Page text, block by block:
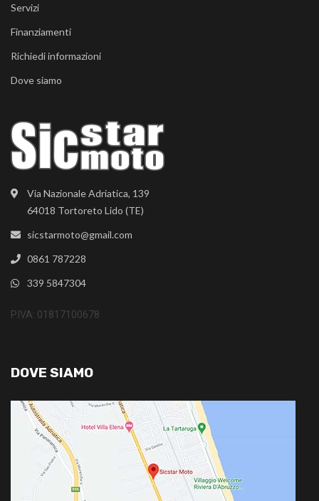
Via Nazionale Adriatica, 139
64018 Tortoreto Lido (TE)
sicstarmoto@gmail.com
0861 787228
339 5847304
P.IVA: 01817100678
Servizi
Finanziamenti
Richiedi informazioni
Dove siamo
DOVE SIAMO